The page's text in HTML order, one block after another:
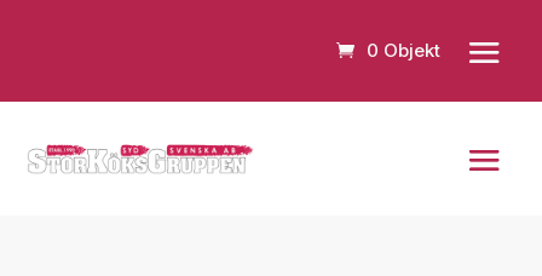
0 Objekt